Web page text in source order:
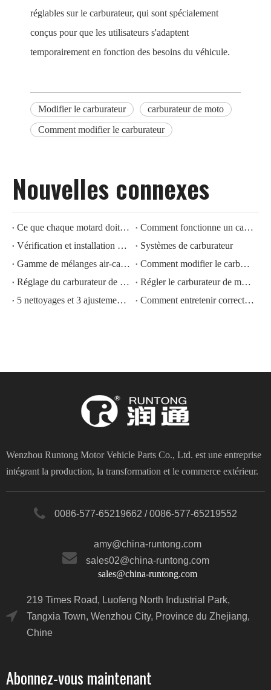
réglables sur le carburateur, qui sont spécialement
conçus pour que les utilisateurs s'adaptent
temporairement en fonction des besoins du véhicule.
Modifier le carburateur
carburateur de moto
Comment modifier le carburateur
Nouvelles connexes
Ce que chaque motard doit savoir sur son carburateur de moto
Comment fonctionne un carburateur
Vérification et installation du carburateur
Systèmes de carburateur
Gamme de mélanges air-carburant inflammables pour carburateurs
Comment modifier le carburateur
Réglage du carburateur de moto
Régler le carburateur de moto au meilleur état
5 nettoyages et 3 ajustements pour le carburateur de moto
Comment entretenir correctement un carburateur de moto
Wenzhou Runtong Motor Vehicle Parts Co., Ltd. est une entreprise
intégrant la production, la transformation et le commerce extérieur.
0086-577-65219662 / 0086-577-65219552
amy@china-runtong.com
sales02@china-runtong.com
sales@china-runtong.com
219 Times Road, Luofeng North Industrial Park,
Tangxia Town, Wenzhou City, Province du Zhejiang,
Chine
Abonnez-vous maintenant